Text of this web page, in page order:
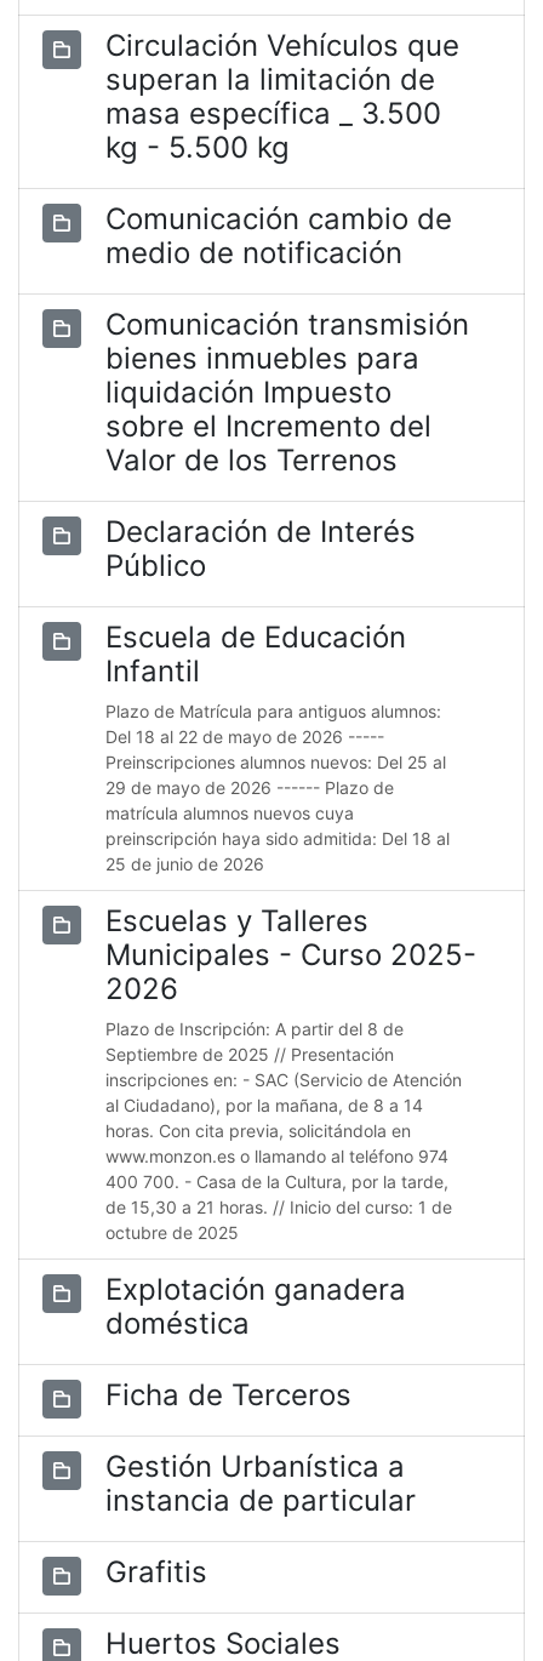
Circulación Vehículos que
superan la limitación de
masa específica _ 3.500
kg - 5.500 kg
Comunicación cambio de
medio de notificación
Comunicación transmisión
bienes inmuebles para
liquidación Impuesto
sobre el Incremento del
Valor de los Terrenos
Declaración de Interés
Público
Escuela de Educación
Infantil
Plazo de Matrícula para antiguos alumnos:
Del 18 al 22 de mayo de 2026 -----
Preinscripciones alumnos nuevos: Del 25 al
29 de mayo de 2026 ------ Plazo de
matrícula alumnos nuevos cuya
preinscripción haya sido admitida: Del 18 al
25 de junio de 2026
Escuelas y Talleres
Municipales - Curso 2025-
2026
Plazo de Inscripción: A partir del 8 de
Septiembre de 2025 // Presentación
inscripciones en: - SAC (Servicio de Atención
al Ciudadano), por la mañana, de 8 a 14
horas. Con cita previa, solicitándola en
www.monzon.es o llamando al teléfono 974
400 700. - Casa de la Cultura, por la tarde,
de 15,30 a 21 horas. // Inicio del curso: 1 de
octubre de 2025
Explotación ganadera
doméstica
Ficha de Terceros
Gestión Urbanística a
instancia de particular
Grafitis
Huertos Sociales